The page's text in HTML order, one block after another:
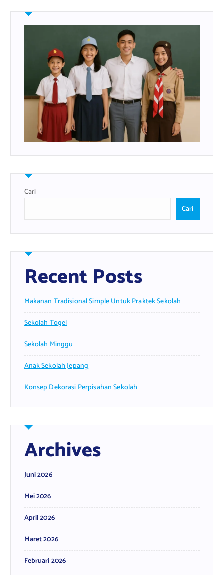
Cari
Cari
Recent Posts
Makanan Tradisional Simple Untuk Praktek Sekolah
Sekolah Togel
Sekolah Minggu
Anak Sekolah Jepang
Konsep Dekorasi Perpisahan Sekolah
Archives
Juni 2026
Mei 2026
April 2026
Maret 2026
Februari 2026